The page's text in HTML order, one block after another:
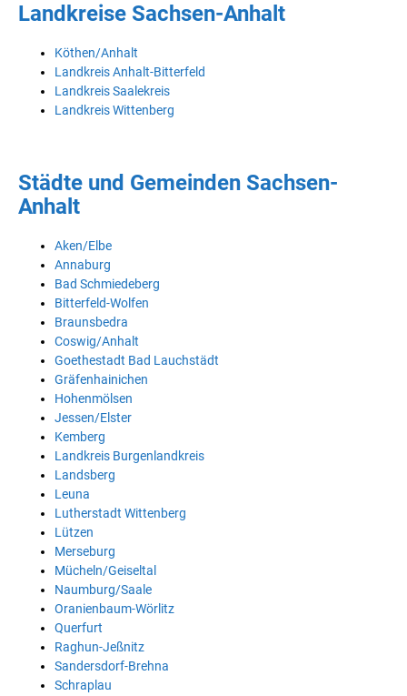
Landkreise Sachsen-Anhalt
Köthen/Anhalt
Landkreis Anhalt-Bitterfeld
Landkreis Saalekreis
Landkreis Wittenberg
Städte und Gemeinden Sachsen-
Anhalt
Aken/Elbe
Annaburg
Bad Schmiedeberg
Bitterfeld-Wolfen
Braunsbedra
Coswig/Anhalt
Goethestadt Bad Lauchstädt
Gräfenhainichen
Hohenmölsen
Jessen/Elster
Kemberg
Landkreis Burgenlandkreis
Landsberg
Leuna
Lutherstadt Wittenberg
Lützen
Merseburg
Mücheln/Geiseltal
Naumburg/Saale
Oranienbaum-Wörlitz
Querfurt
Raghun-Jeßnitz
Sandersdorf-Brehna
Schraplau